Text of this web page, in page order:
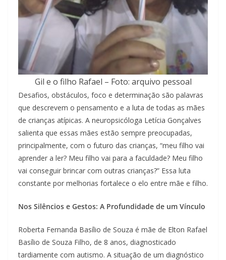
Gil e o filho Rafael – Foto: arquivo pessoal
Desafios, obstáculos, foco e determinação são palavras
que descrevem o pensamento e a luta de todas as mães
de crianças atípicas. A neuropsicóloga Letícia Gonçalves
salienta que essas mães estão sempre preocupadas,
principalmente, com o futuro das crianças, “meu filho vai
aprender a ler? Meu filho vai para a faculdade? Meu filho
vai conseguir brincar com outras crianças?” Essa luta
constante por melhorias fortalece o elo entre mãe e filho.
Nos Silêncios e Gestos: A Profundidade de um Vínculo
Roberta Fernanda Basílio de Souza é mãe de Elton Rafael
Basílio de Souza Filho, de 8 anos, diagnosticado
tardiamente com autismo. A situação de um diagnóstico